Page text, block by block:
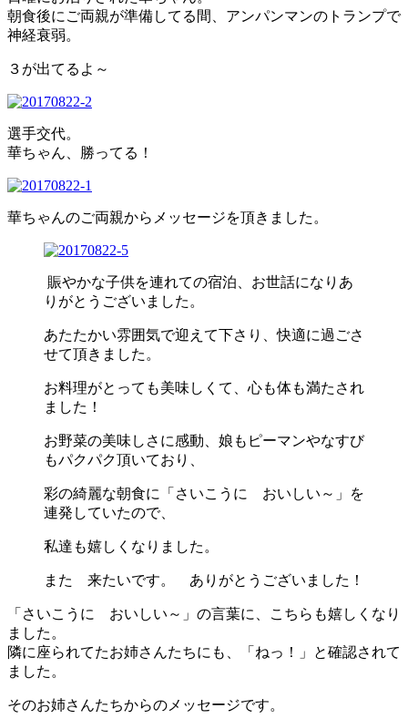
朝食後にご両親が準備してる間、アンパンマンのトランプで
神経衰弱。
３が出てるよ～
選手交代。
華ちゃん、勝ってる！
華ちゃんのご両親からメッセージを頂きました。
賑やかな子供を連れての宿泊、お世話になりあ
りがとうございました。
あたたかい雰囲気で迎えて下さり、快適に過ごさ
せて頂きました。
お料理がとっても美味しくて、心も体も満たされ
ました！
お野菜の美味しさに感動、娘もピーマンやなすび
もパクパク頂いており、
彩の綺麗な朝食に「さいこうに おいしい～」を
連発していたので、
私達も嬉しくなりました。
また 来たいです。 ありがとうございました！
「さいこうに おいしい～」の言葉に、こちらも嬉しくなり
ました。
隣に座られてたお姉さんたちにも、「ねっ！」と確認されて
ました。
そのお姉さんたちからのメッセージです。